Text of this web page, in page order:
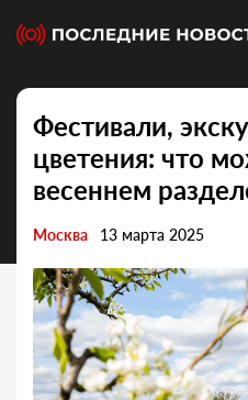
Фестивали,
цветения: что
весеннем
Москва 13 марта 2025